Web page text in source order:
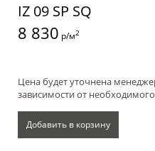
IZ 09 SP SQ
8 830 р/м2
Цена будет уточнена
зависимости от
Добавить в корзину